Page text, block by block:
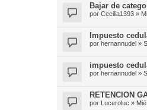
Bajar de
por Cecilia1393 »
Impuesto
por hernannudel »
impuesto
por hernannudel »
RETENCION
por Luceroluc »